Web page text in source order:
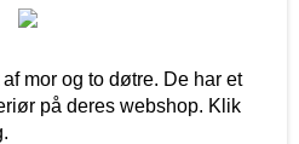
mor og to døtre. De har et
på deres webshop. Klik